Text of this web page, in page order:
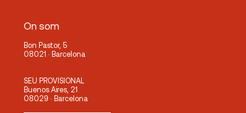
On som
Bon Pastor, 5
08021 · Barcelona
SEU PROVISIONAL
Buenos Aires, 21
08029 · Barcelona